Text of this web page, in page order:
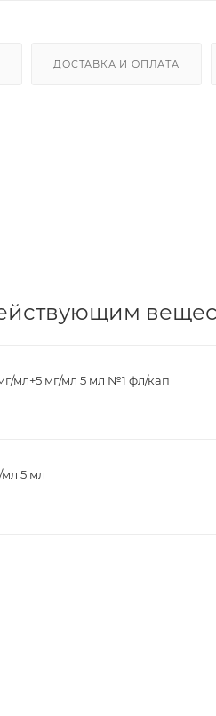
ДОСТАВКА И ОПЛАТА
мл+5 мг/мл 5 мл №1 фл/кап
5 мл